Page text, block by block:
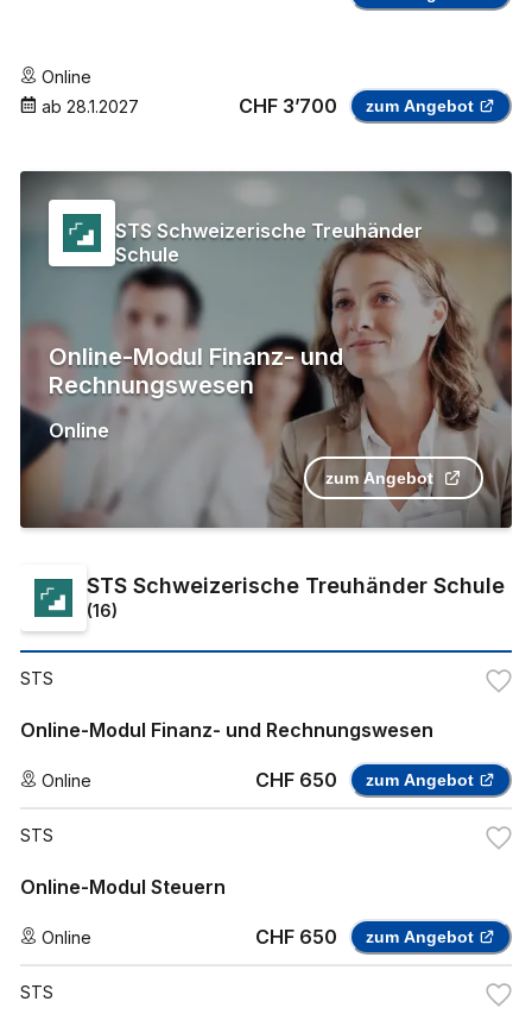
Online
ab 28.1.2027 CHF 3’700 zum Angebot
STS Schweizerische Treuhänder
Schule
Online-Modul Finanz- und
Rechnungswesen
Online
zum Angebot
STS Schweizerische Treuhänder Schule
(16)
STS
Online-Modul Finanz- und Rechnungswesen
Online CHF 650 zum Angebot
STS
Online-Modul Steuern
Online CHF 650 zum Angebot
STS